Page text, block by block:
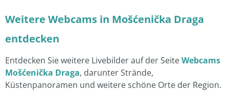
Weitere Webcams in Mošćenička Draga
entdecken
Entdecken Sie weitere Livebilder auf der SeiteWebcams
Mošćenička Draga, darunter Strände,
Küstenpanoramen und weitere schöne Orte der Region.